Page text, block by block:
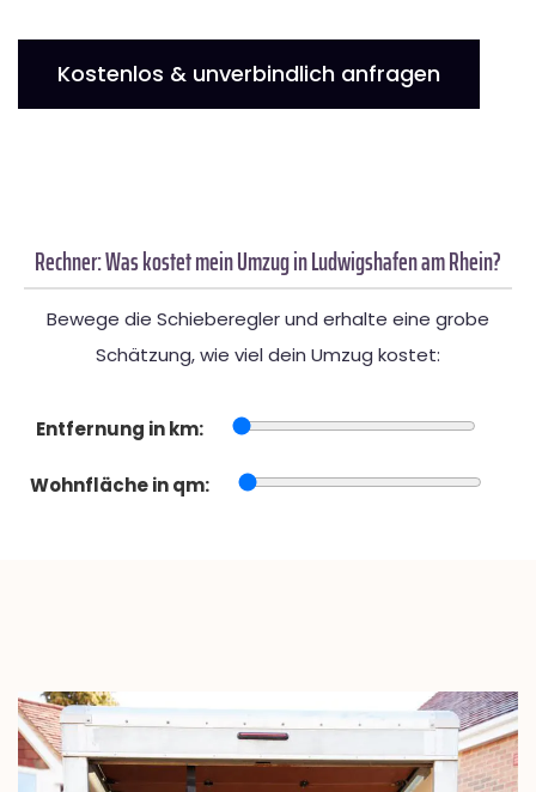
Kostenlos & unverbindlich anfragen
Rechner: Was kostet mein Umzug in Ludwigshafen am Rhein?
Bewege die Schieberegler und erhalte eine grobe
Schätzung, wie viel dein Umzug kostet:
Entfernung in km:
Wohnfläche in qm: